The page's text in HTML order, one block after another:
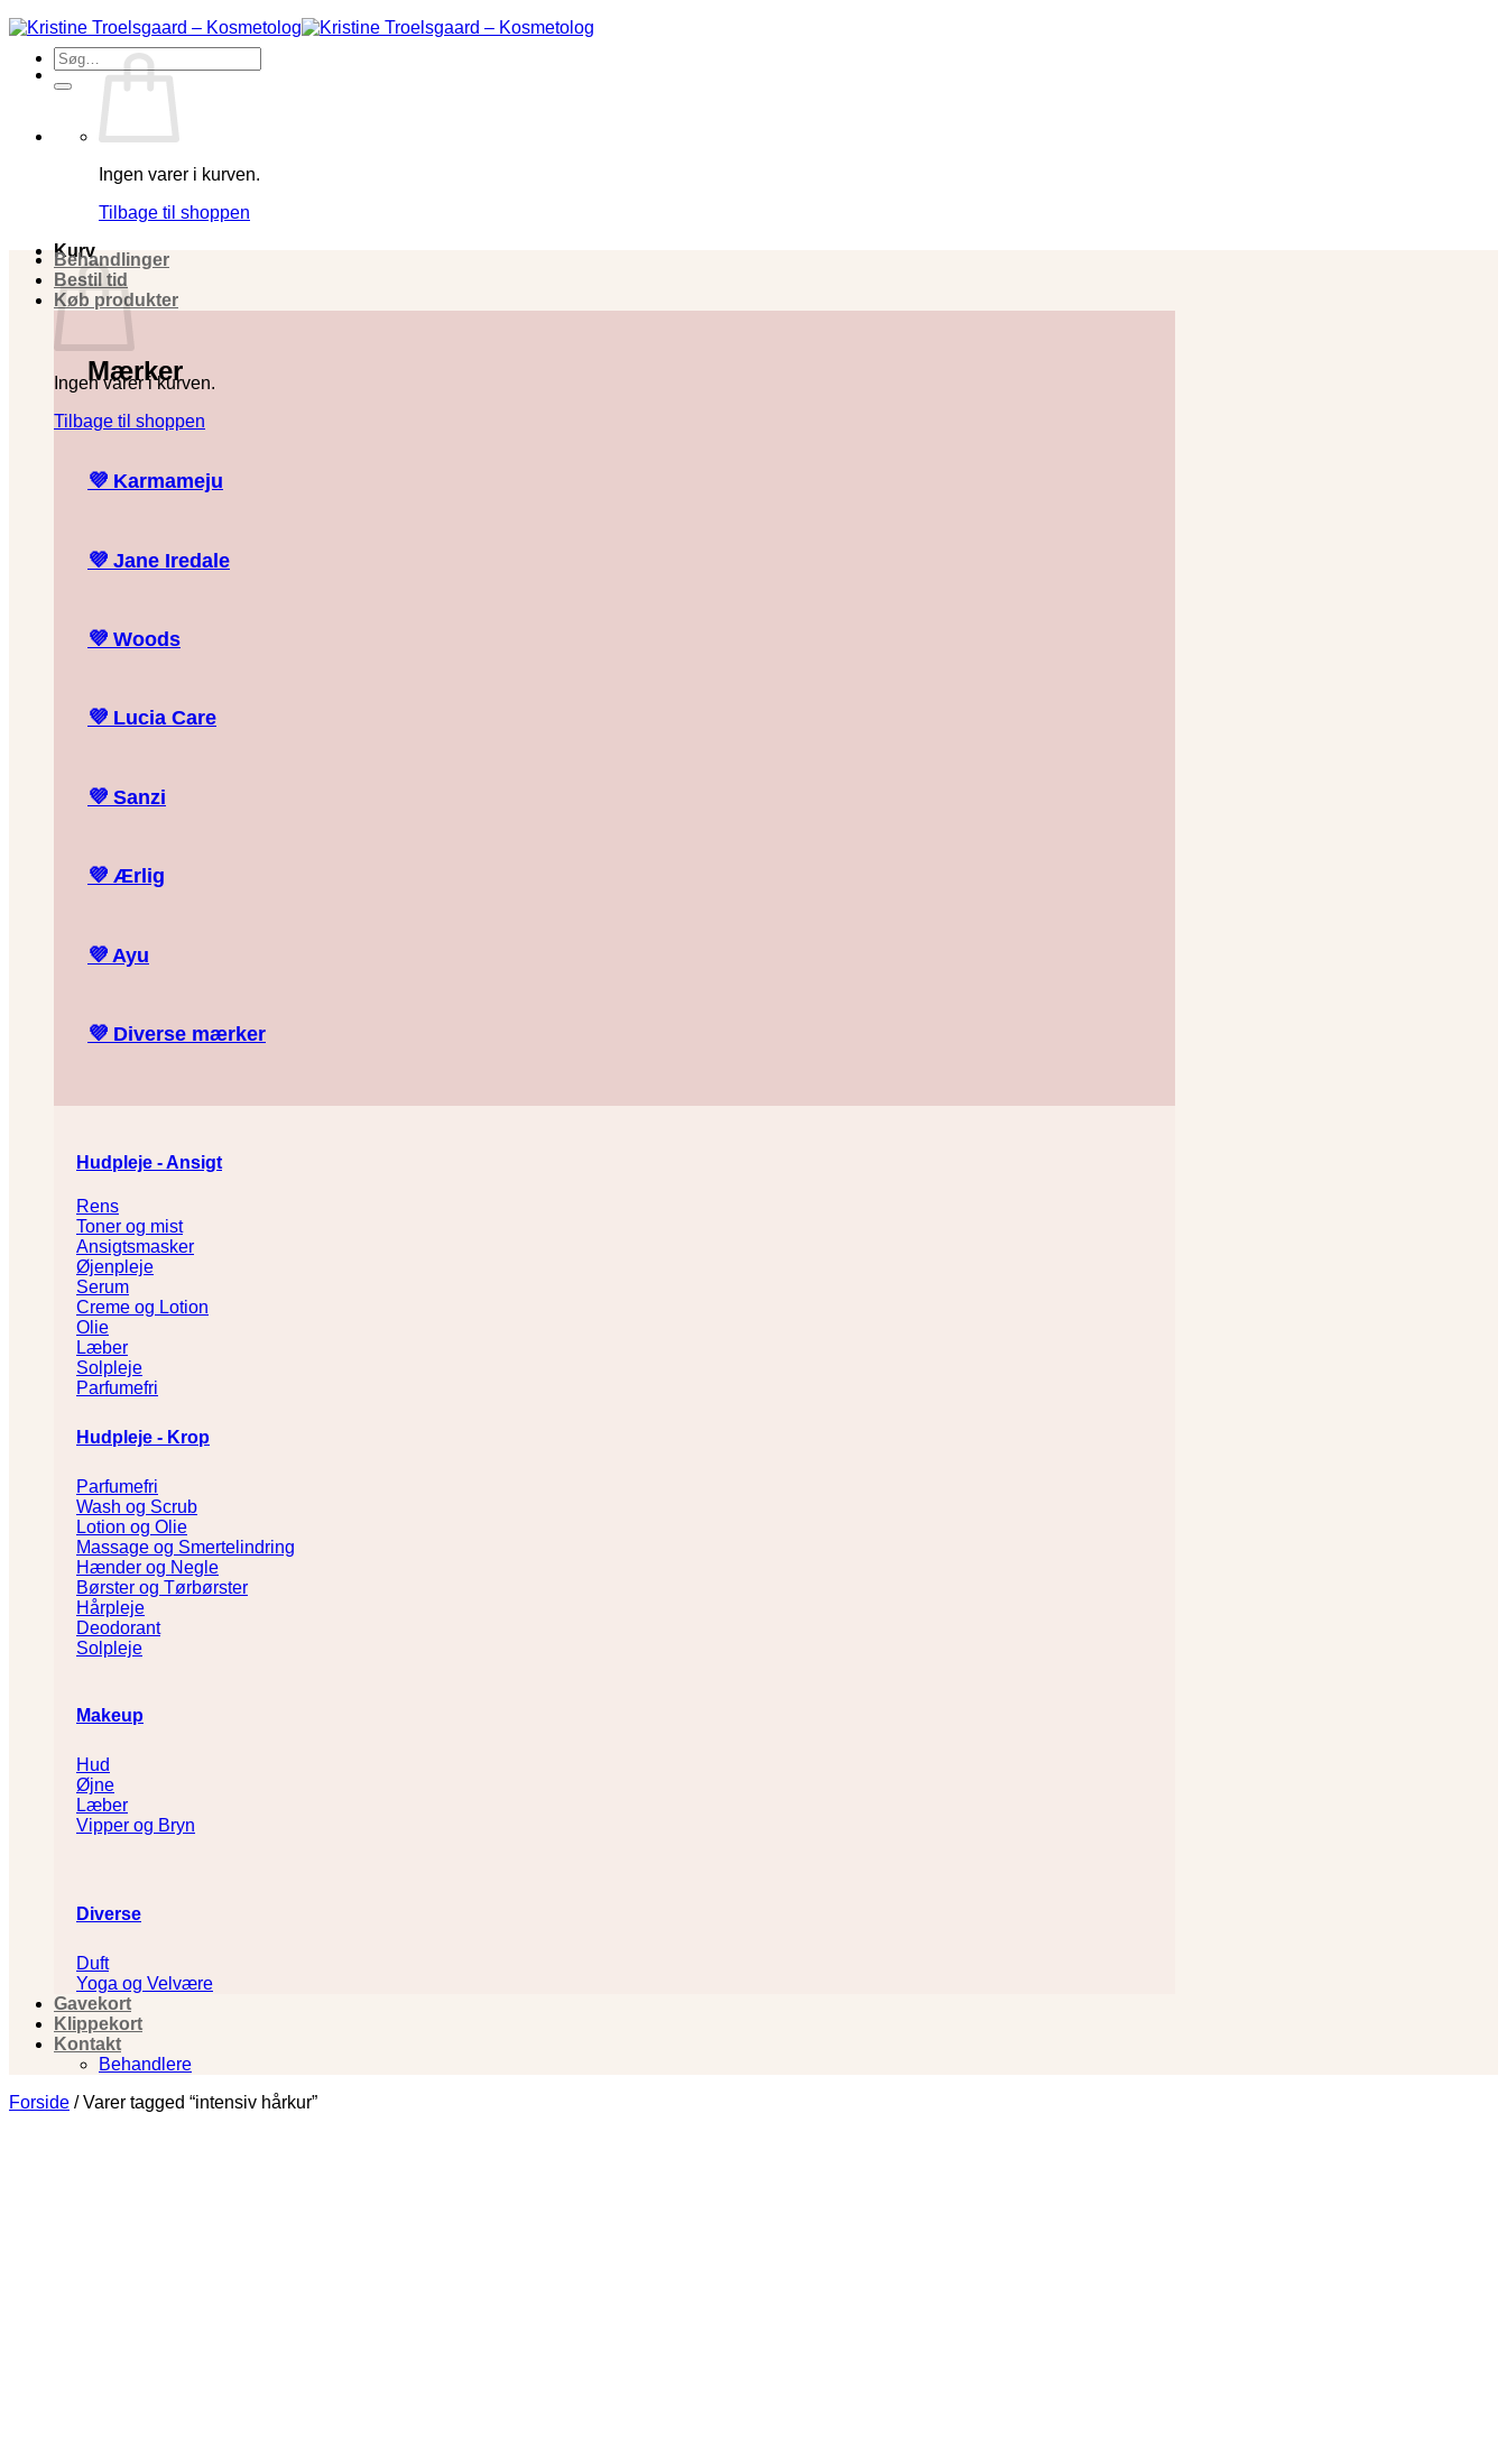
Fortsæt
til
indholdSøg
efter:
Ingen varer i kurven.
Tilbage til shoppen
Kurv
Ingen varer i kurven.
Tilbage til shoppen
Behandlinger
Bestil tid
Køb produkter
Mærker
💜 Karmameju
💜 Jane Iredale
💜 Woods
💜 Lucia Care
💜 Sanzi
💜 Ærlig
💜 Ayu
💜 Diverse mærker
Hudpleje - Ansigt
Rens
Toner og mist
Ansigtsmasker
Øjenpleje
Serum
Creme og Lotion
Olie
Læber
Solpleje
Parfumefri
Hudpleje - Krop
Parfumefri
Wash og Scrub
Lotion og Olie
Massage og Smertelindring
Hænder og Negle
Børster og Tørbørster
Hårpleje
Deodorant
Solpleje
Makeup
Hud
Øjne
Læber
Vipper og Bryn
Diverse
Duft
Yoga og Velvære
Gavekort
Klippekort
Kontakt
Behandlere
Forside / Varer tagged “intensiv hårkur”